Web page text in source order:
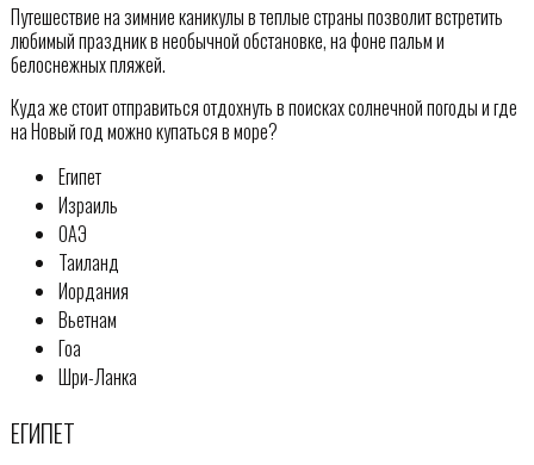
Путешествие на зимние каникулы в теплые страны позволит встретить
любимый праздник в необычной обстановке, на фоне пальм и
белоснежных пляжей.
Куда же стоит отправиться отдохнуть в поисках солнечной погоды и где
на Новый год можно купаться в море?
Египет
Израиль
ОАЭ
Таиланд
Иордания
Вьетнам
Гоа
Шри-Ланка
ЕГИПЕТ